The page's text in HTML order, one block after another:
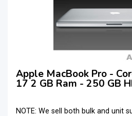
Apple MacBook Pro -
17 2 GB Ram - 250 GB
NOTE: We sell both bulk and unit